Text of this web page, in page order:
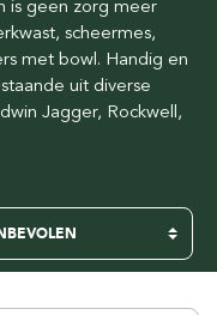
is geen zorg meer
scheermes,
met bowl. Handig en
uit diverse
Jagger, Rockwell,